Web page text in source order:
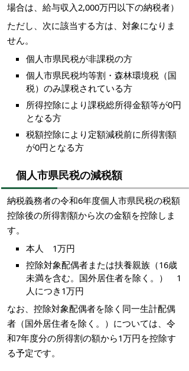
場合は、給与収入2,000万円以下の納税者）
ただし、次に該当する方は、対象になりま
せん。
個人市県民税が非課税の方
個人市県民税均等割・森林環境税（国
税）のみ課税されている方
所得控除により課税総所得金額等が0円
となる方
税額控除により定額減税前に所得割額
が0円となる方
個人市県民税の減税額
納税義務者の令和6年度個人市県民税の税額
控除後の所得割額から次の金額を控除しま
す。
本人 1万円
控除対象配偶者または扶養親族（16歳
未満を含む。国外居住者を除く。） 1
人につき1万円
なお、控除対象配偶者を除く同一生計配偶
者（国外居住者を除く。）については、令
和7年度分の所得割の額から1万円を控除す
る予定です。